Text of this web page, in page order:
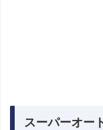
スーパーオー